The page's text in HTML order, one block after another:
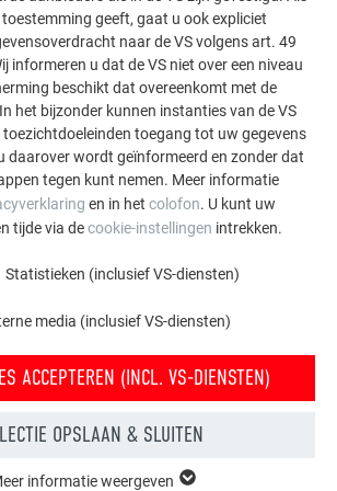
BEKIJKEN
geeft, gaat u ook expliciet
naar de VS volgens art. 49
informeren u dat de VS niet over een niveau
beschikt dat overeenkomt met de
het bijzonder kunnen instanties van de VS
toegang tot uw gegevens
daarover wordt geïnformeerd en zonder dat
tegen kunt nemen. Meer informatie
en in het colofon. U kunt uw
tijde via decookie-instellingen intrekken.
Statistieken (inclusief VS-diensten)
media (inclusief VS-diensten)
ACCEPTEREN (INCL. VS-DIENSTEN)
OPSLAAN & SLUITEN
informatie weergeven